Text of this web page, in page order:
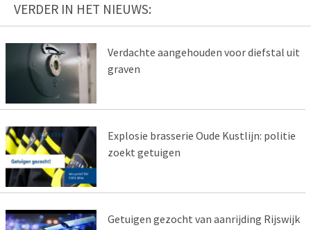
VERDER IN HET NIEUWS:
Verdachte aangehouden voor diefstal uit
graven
Explosie brasserie Oude Kustlijn: politie
zoekt getuigen
Getuigen gezocht van aanrijding Rijswijk